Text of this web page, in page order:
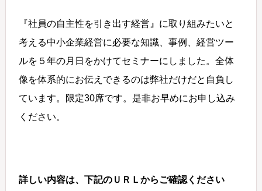
『社員の自主性を引き出す経営』に取り組みたいと
考える中小企業経営に必要な知識、事例、経営ツー
ルを５年の月日をかけてセミナーにしました。全体
像を体系的にお伝えできるのは弊社だけだと自負し
ています。限定30席です。是非お早めにお申し込み
ください。
詳しい内容は、下記のＵＲＬからご確認ください